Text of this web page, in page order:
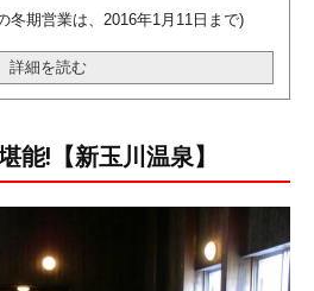
冬期営業は、2016年1月11日まで)
詳細を読む
能!【新玉川温泉】